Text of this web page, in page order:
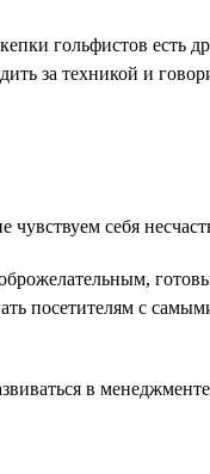
гольфистов есть
за техникой и
чувствуем себя
посетителям с
в